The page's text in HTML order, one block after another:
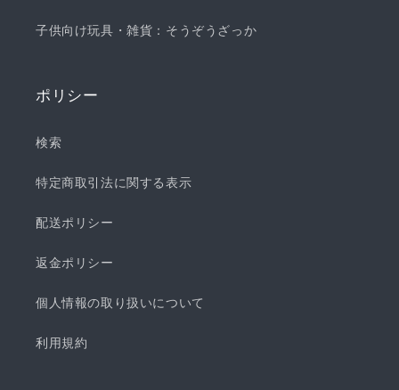
子供向け玩具・雑貨：そうぞうざっか
ポリシー
検索
特定商取引法に関する表示
配送ポリシー
返金ポリシー
個人情報の取り扱いについて
利用規約